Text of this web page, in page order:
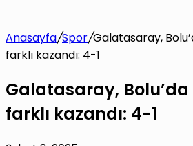
Anasayfa/Spor/Galatasaray,
farklı kazandı: 4-1
Galatasaray,
farklı kazandı: 4-1